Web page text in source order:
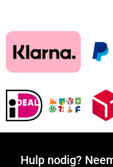
Hulp nodig?